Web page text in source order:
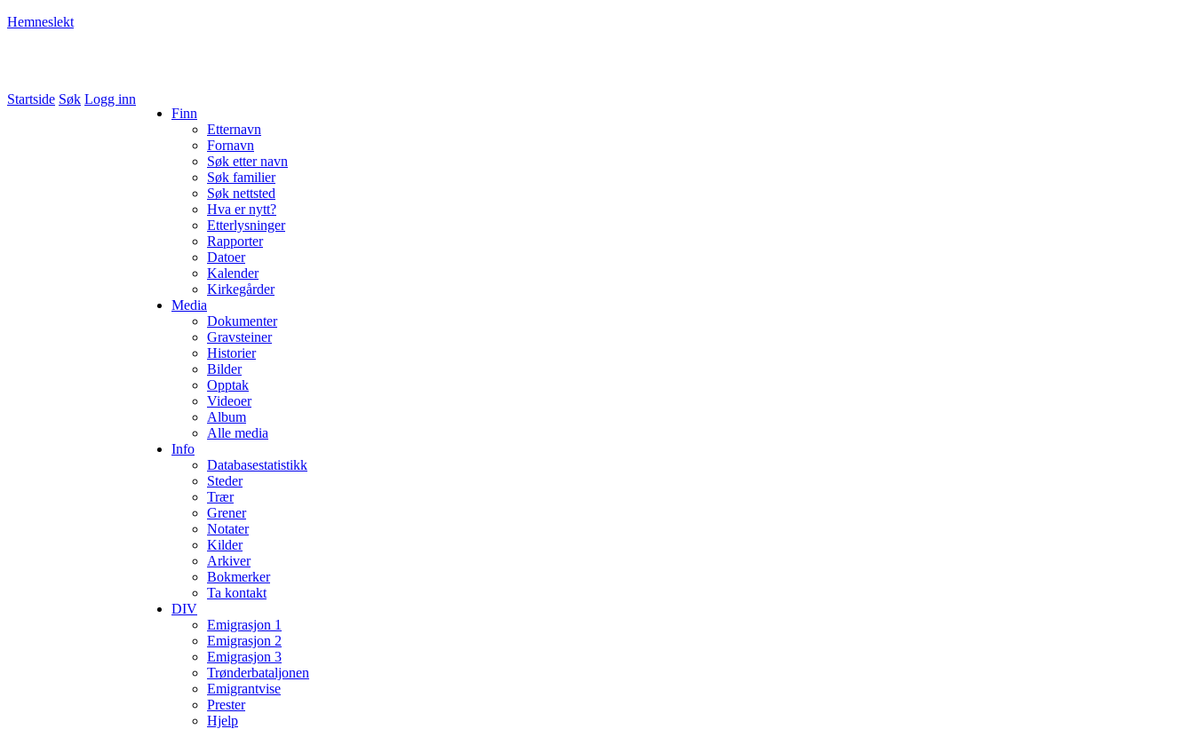
Hemneslekt
Startside Søk Logg inn
Finn
Etternavn
Fornavn
Søk etter navn
Søk familier
Søk nettsted
Hva er nytt?
Etterlysninger
Rapporter
Datoer
Kalender
Kirkegårder
Media
Dokumenter
Gravsteiner
Historier
Bilder
Opptak
Videoer
Album
Alle media
Info
Databasestatistikk
Steder
Trær
Grener
Notater
Kilder
Arkiver
Bokmerker
Ta kontakt
DIV
Emigrasjon 1
Emigrasjon 2
Emigrasjon 3
Trønderbataljonen
Emigrantvise
Prester
Hjelp